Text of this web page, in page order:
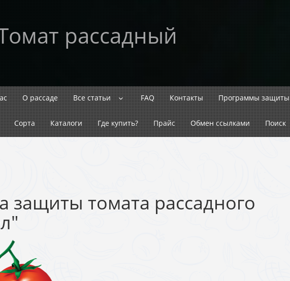
рассадный
О рассаде Все статьи FAQ Контакты Программы защиты
Сорта Каталоги Где купить? Прайс Обмен ссылками Поиск
защиты томата рассадного